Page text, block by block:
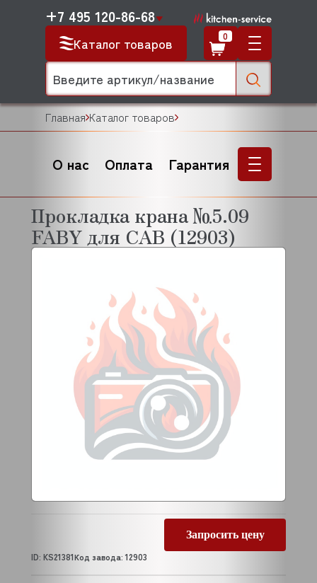
Каталог товаров
+7 495 120-86-68
0
Главная Каталог товаров
О нас Оплата Гарантия
Прокладка крана №5.09
FABY для CAB (12903)
Запросить цену
ID: KS21381Код завода: 12903